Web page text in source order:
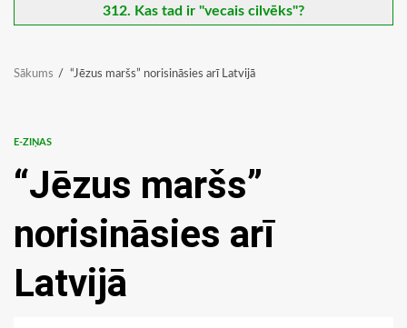
312. Kas tad ir "vecais cilvēks"?
Sākums “Jēzus maršs” norisināsies arī Latvijā
E-ZIŅAS
“Jēzus maršs”
norisināsies arī
Latvijā